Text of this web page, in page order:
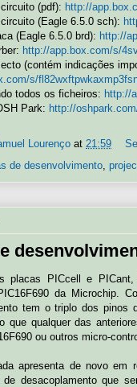
(pdf): http://
(Eagle 6.5.0 sch):
(Eagle 6.5.0 brd): http://
http://app.box.com/s/
(contém indicações
s/
todos os ficheiros: http://
Park: http://
Lourenço at 21:59
de desenvolvimento,
placas PICcell e
da Microchip.
tem o triplo dos pinos
que qualquer das
ou outros micro-
apresenta de novo em
de desacoplamento que